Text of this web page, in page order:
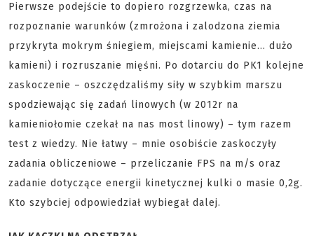
Pierwsze podejście to dopiero rozgrzewka, czas na
rozpoznanie warunków (zmrożona i zalodzona ziemia
przykryta mokrym śniegiem, miejscami kamienie… dużo
kamieni) i rozruszanie mięśni. Po dotarciu do PK1 kolejne
zaskoczenie – oszczędzaliśmy siły w szybkim marszu
spodziewając się zadań linowych (w 2012r na
kamieniołomie czekał na nas most linowy) – tym razem
test z wiedzy. Nie łatwy – mnie osobiście zaskoczyły
zadania obliczeniowe – przeliczanie FPS na m/s oraz
zadanie dotyczące energii kinetycznej kulki o masie 0,2g.
Kto szybciej odpowiedział wybiegał dalej.